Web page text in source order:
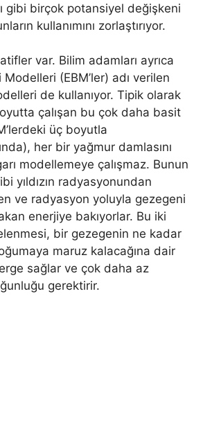
gibi birçok potansiyel değişkeni
kullanımını zorlaştırıyor.
var. Bilim adamları ayrıca
(EBM’ler) adı verilen
de kullanıyor. Tipik olarak
çalışan bu çok daha basit
üç boyutla
her bir yağmur damlasını
modellemeye çalışmaz. Bunun
yıldızın radyasyonundan
ve radyasyon yoluyla gezegeni
enerjiye bakıyorlar. Bu iki
bir gezegenin ne kadar
maruz kalacağına dair
sağlar ve çok daha az
gerektirir.